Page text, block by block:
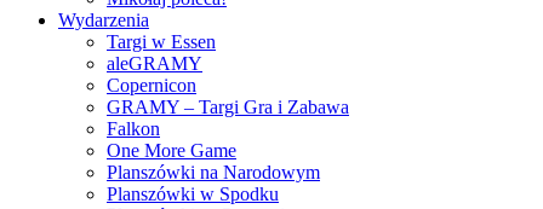
Wydarzenia
Targi w Essen
aleGRAMY
Copernicon
GRAMY – Targi Gra i Zabawa
Falkon
One More Game
Planszówki na Narodowym
Planszówki w Spodku